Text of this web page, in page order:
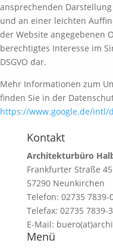
ansprechenden
und an einer leichten
der Website angegebenen
berechtigtes Interesse im
DSGVO dar.
Mehr Informationen zum
finden Sie in der
https://www.google.de/intl/
Kontakt
Architekturbüro
Frankfurter Straße
57290 Neunkirchen
Telefon: 02735 7839-
Telefax: 02735 7839-
E-Mail:
Menü